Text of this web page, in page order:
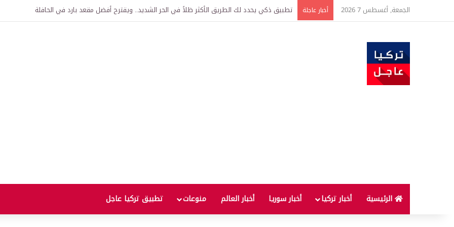
الجمعة, أغسطس 7 2026 أخبار عاجلة تركيا وسوريا توقعان اتفاقية لإنشاء “الجامعة السورية التركية” في دمشق.. منح دراسية واعتراف بالشهادات
الرئيسية أخبار تركيا أخبار سوريا أخبار العالم منوعات تطبيق تركيا عاجل